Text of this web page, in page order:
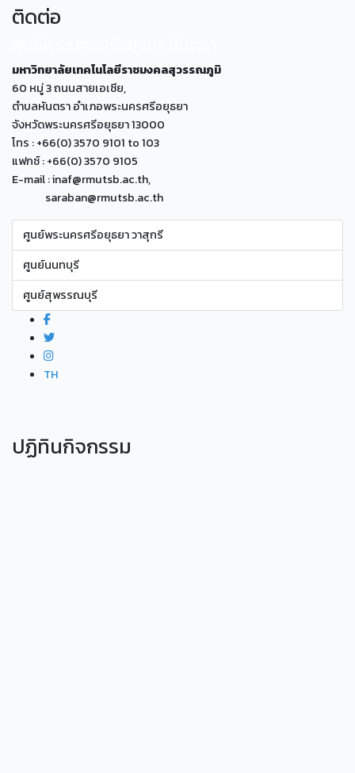
ติดต่อ
มหาวิทยาลัยเทคโนโลยีราชมงคลสุวรรณภูมิ
60 หมู่ 3 ถนนสายเอเซีย,
ตำบลหันตรา อำเภอพระนครศรีอยุธยา
จังหวัดพระนครศรีอยุธยา 13000
โทร : +66(0) 3570 9101 to 103
แฟกซ์ : +66(0) 3570 9105
E-mail : inaf@rmutsb.ac.th,
saraban@rmutsb.ac.th
ศูนย์พระนครศรีอยุธยา วาสุกรี
ศูนย์นนทบุรี
ศูนย์สุพรรณบุรี
TH
ปฏิทินกิจกรรม